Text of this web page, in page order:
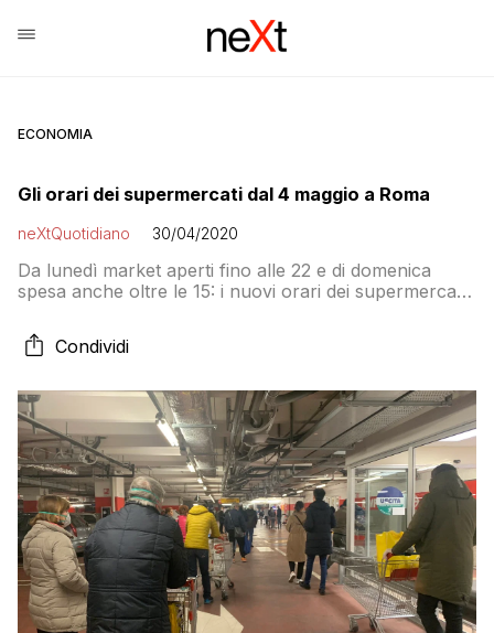
ECONOMIA
Gli orari dei supermercati dal 4 maggio a Roma
neXtQuotidiano 30/04/2020
Da lunedì market aperti fino alle 22 e di domenica
spesa anche oltre le 15: i nuovi orari dei supermercati
Condividi